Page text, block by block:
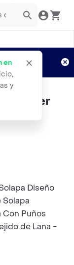
en
y
Aplican TyC
L Mujer
Diseño
Solapa
Con Puños
de Lana -